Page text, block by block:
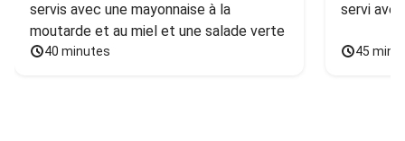
servis avec une mayonnaise à la
moutarde et au miel et une salade verte
40 minutes
servi
45